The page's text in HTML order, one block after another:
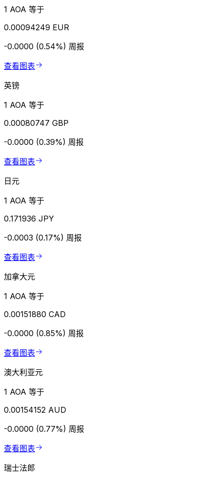
1 AOA 等于
0.00094249 EUR
-0.0000 (0.54%) 周报
查看图表
英镑
1 AOA 等于
0.00080747 GBP
-0.0000 (0.39%) 周报
查看图表
日元
1 AOA 等于
0.171936 JPY
-0.0003 (0.17%) 周报
查看图表
加拿大元
1 AOA 等于
0.00151880 CAD
-0.0000 (0.85%) 周报
查看图表
澳大利亚元
1 AOA 等于
0.00154152 AUD
-0.0000 (0.77%) 周报
查看图表
瑞士法郎